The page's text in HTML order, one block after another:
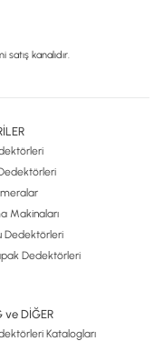
kanalıdır.
Makinaları
Dedektörleri
Dedektörleri
ve DİĞER
Katalogları